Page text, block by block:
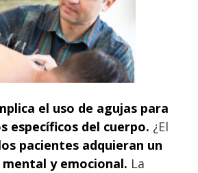
el uso de agujas para
específicos del cuerpo. ¿El
pacientes adquieran un
y emocional. La